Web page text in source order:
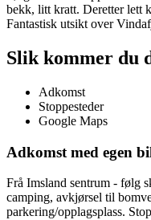
bekk, litt kratt. Deretter lett
Fantastisk utsikt over
Slik kommer du
Adkomst
Stoppesteder
Google Maps
Adkomst med egen
Frå Imsland sentrum - følg
camping, avkjørsel til
parkering/opplagsplass.